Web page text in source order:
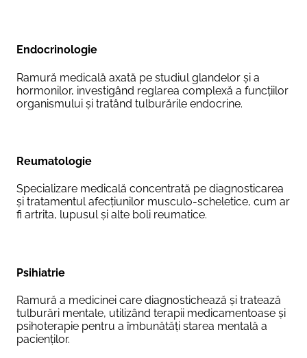
Endocrinologie
Ramură medicală axată pe studiul glandelor și a
hormonilor, investigând reglarea complexă a funcțiilor
organismului și tratând tulburările endocrine.
Reumatologie
Specializare medicală concentrată pe diagnosticarea
și tratamentul afecțiunilor musculo-scheletice, cum ar
fi artrita, lupusul și alte boli reumatice.
Psihiatrie
Ramură a medicinei care diagnostichează și tratează
tulburări mentale, utilizând terapii medicamentoase și
psihoterapie pentru a îmbunătăți starea mentală a
pacienților.